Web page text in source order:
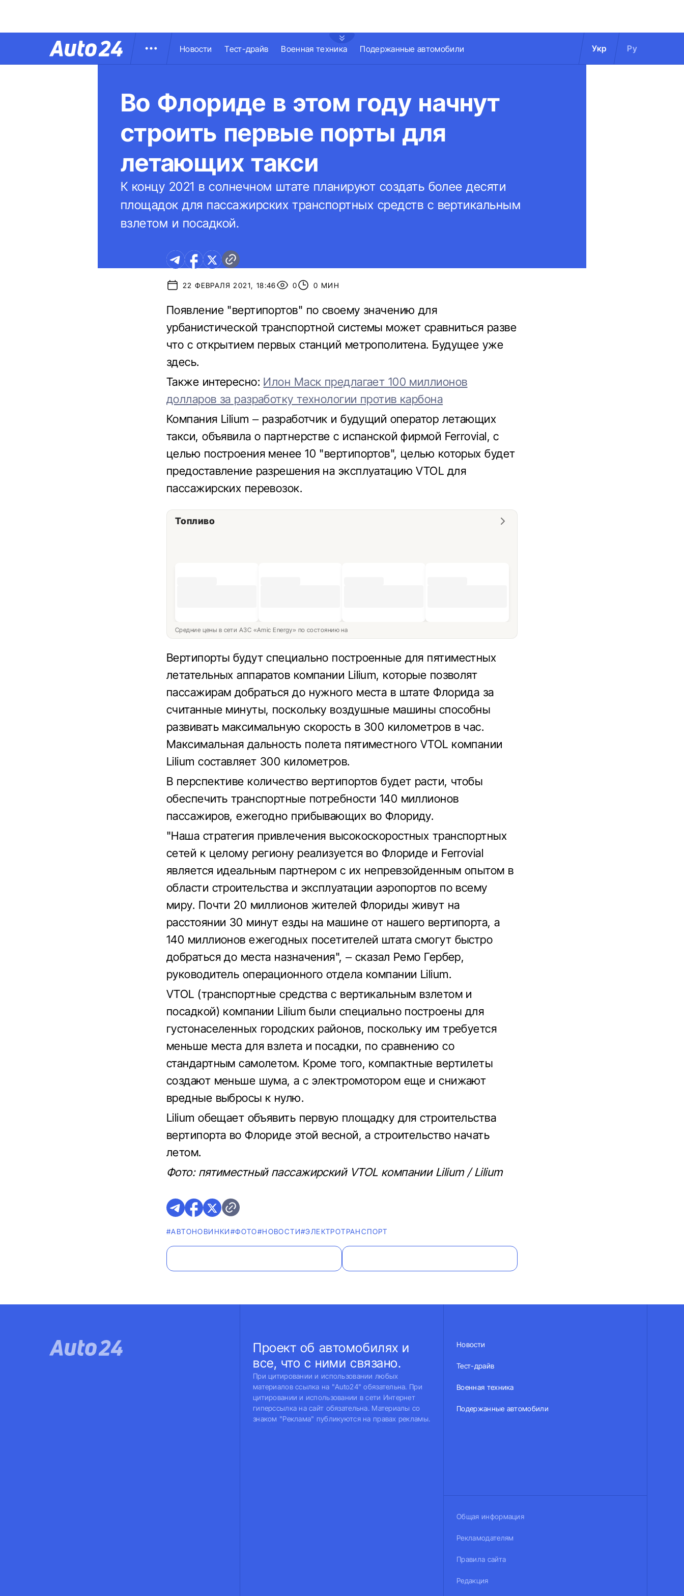
Новости Тест-драйв Военная техника Подержанные автомобили Укр Ру
Во Флориде в этом году начнут
строить первые порты для
летающих такси
К концу 2021 в солнечном штате планируют создать более десяти
площадок для пассажирских транспортных средств с вертикальным
взлетом и посадкой.
22 ФЕВРАЛЯ 2021, 18:46 0 0 МИН
Появление "вертипортов" по своему значению для
урбанистической транспортной системы может сравниться разве
что с открытием первых станций метрополитена. Будущее уже
здесь.
Также интересно: Илон Маск предлагает 100 миллионов
долларов за разработку технологии против карбона
Компания Lilium – разработчик и будущий оператор летающих
такси, объявила о партнерстве с испанской фирмой Ferrovial, с
целью построения менее 10 "вертипортов", целью которых будет
предоставление разрешения на эксплуатацию VTOL для
пассажирских перевозок.
Топливо
Средние цены в сети АЗС «Amic Energy» по состоянию на
Вертипорты будут специально построенные для пятиместных
летательных аппаратов компании Lilium, которые позволят
пассажирам добраться до нужного места в штате Флорида за
считанные минуты, поскольку воздушные машины способны
развивать максимальную скорость в 300 километров в час.
Максимальная дальность полета пятиместного VTOL компании
Lilium составляет 300 километров.
В перспективе количество вертипортов будет расти, чтобы
обеспечить транспортные потребности 140 миллионов
пассажиров, ежегодно прибывающих во Флориду.
"Наша стратегия привлечения высокоскоростных транспортных
сетей к целому региону реализуется во Флориде и Ferrovial
является идеальным партнером с их непревзойденным опытом в
области строительства и эксплуатации аэропортов по всему
миру. Почти 20 миллионов жителей Флориды живут на
расстоянии 30 минут езды на машине от нашего вертипорта, а
140 миллионов ежегодных посетителей штата смогут быстро
добраться до места назначения", – сказал Ремо Гербер,
руководитель операционного отдела компании Lilium.
VTOL (транспортные средства с вертикальным взлетом и
посадкой) компании Lilium были специально построены для
густонаселенных городских районов, поскольку им требуется
меньше места для взлета и посадки, по сравнению со
стандартным самолетом. Кроме того, компактные вертилеты
создают меньше шума, а с электромотором еще и снижают
вредные выбросы к нулю.
Lilium обещает объявить первую площадку для строительства
вертипорта во Флориде этой весной, а строительство начать
летом.
Фото: пятиместный пассажирский VTOL компании Lilium / Lilium
#AВТОНОВИНКИ#ФОТО#НОВОСТИ#ЭЛЕКТРОТРАНСПОРТ
Проект об автомобилях и
все, что с ними связано.
При цитировании и использовании любых
материалов ссылка на "Auto24" обязательна. При
цитировании и использовании в сети Интернет
гиперссылка на сайт обязательна. Материалы со
знаком "Реклама" публикуются на правах рекламы.
Новости
Тест-драйв
Военная техника
Подержанные автомобили
Общая информация
Рекламодателям
Правила сайта
Редакция